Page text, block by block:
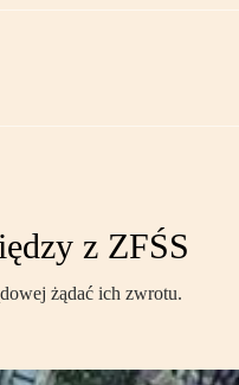
z ZFŚS
żądać ich zwrotu.